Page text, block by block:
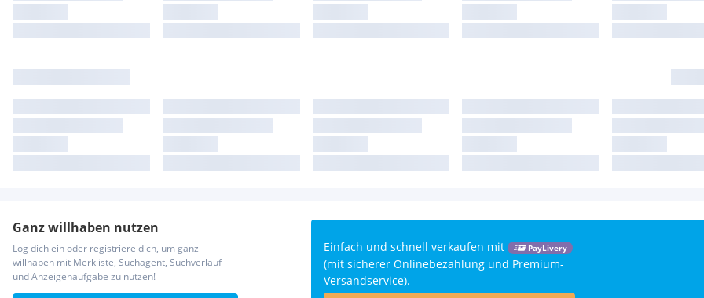
Ganz willhaben nutzen
Log dich ein oder registriere dich, um ganz
willhaben mit Merkliste, Suchagent, Suchverlauf
und Anzeigenaufgabe zu nutzen!
Einfach und schnell verkaufen mit PayLivery
(mit sicherer Onlinebezahlung und Premium-
Versandservice).